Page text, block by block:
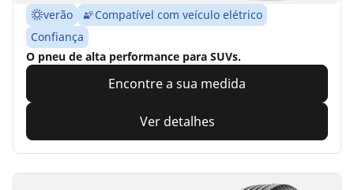
verão
Compatível com veículo elétrico
Confiança
O pneu de alta performance para SUVs.
Encontre a sua medida
Ver detalhes